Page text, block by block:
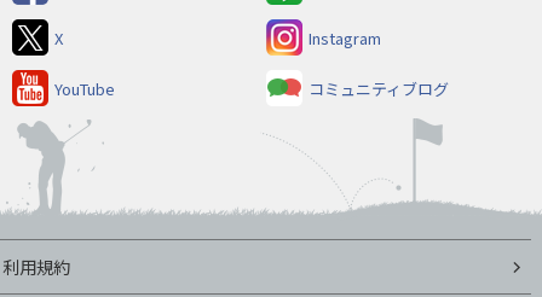
X Instagram
YouTube コミュニティブログ
利用規約